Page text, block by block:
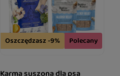
Oszczędzasz -9% Polecany